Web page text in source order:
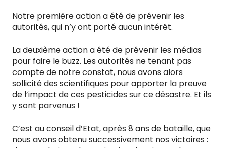
Notre première action a été de prévenir les
autorités, qui n’y ont porté aucun intérêt.
La deuxième action a été de prévenir les médias
pour faire le buzz. Les autorités ne tenant pas
compte de notre constat, nous avons alors
sollicité des scientifiques pour apporter la preuve
de l’impact de ces pesticides sur ce désastre. Et ils
y sont parvenus !
C’est au conseil d’Etat, après 8 ans de bataille, que
nous avons obtenu successivement nos victoires :